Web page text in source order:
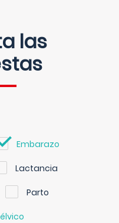
las
Embarazo
Lactancia
Parto